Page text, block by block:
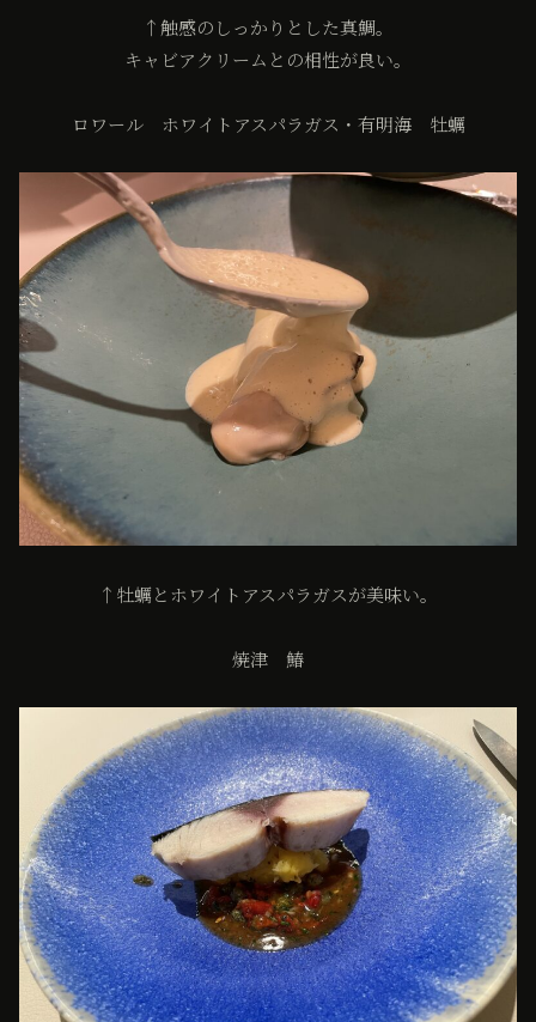
↑触感のしっかりとした真鯛。
キャビアクリームとの相性が良い。
ロワール ホワイトアスパラガス・有明海 牡蠣
↑牡蠣とホワイトアスパラガスが美味い。
焼津 鰆